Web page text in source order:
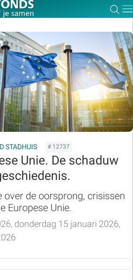
STADHUIS # 12737
Unie. De schaduw
over de oorsprong, crisissen
Europese Unie.
donderdag 15 januari 2026,